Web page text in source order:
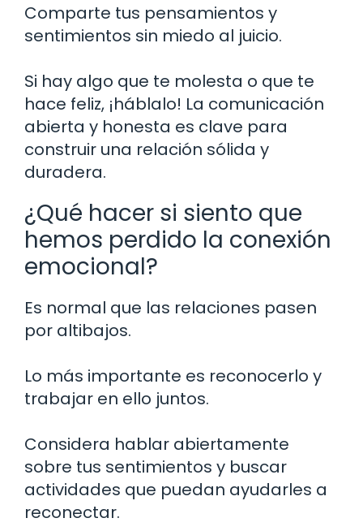
Comparte tus pensamientos y
sentimientos sin miedo al juicio.
Si hay algo que te molesta o que te
hace feliz, ¡háblalo! La comunicación
abierta y honesta es clave para
construir una relación sólida y
duradera.
¿Qué hacer si siento que
hemos perdido la conexión
emocional?
Es normal que las relaciones pasen
por altibajos.
Lo más importante es reconocerlo y
trabajar en ello juntos.
Considera hablar abiertamente
sobre tus sentimientos y buscar
actividades que puedan ayudarles a
reconectar.